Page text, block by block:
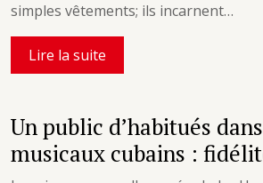
simples vêtements; ils incarnent…
Lire la suite
Un public d’habitués
musicaux cubains :